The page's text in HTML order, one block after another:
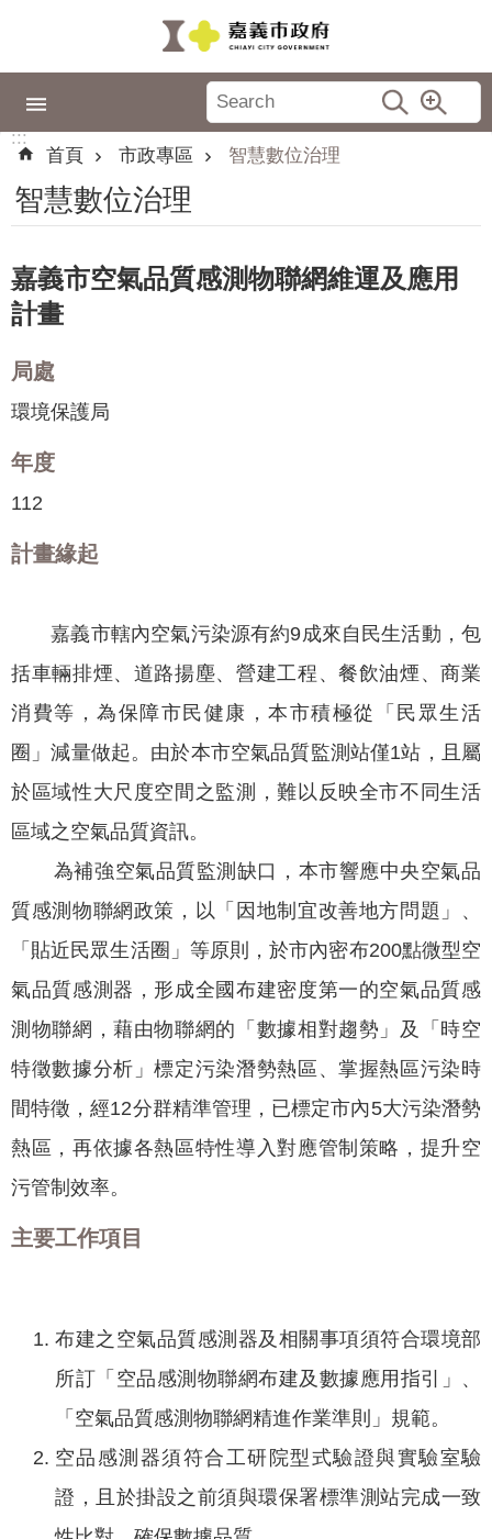
政
專
區
城
品
牌
識
義
新
聞
活
動
機
關
網
便
民
務
聯
我
們
網
路
群
政
府
開
水
:::
首頁
市政專區 智慧數位治理
智慧數位治理
嘉義市空氣品質感測物聯網維運及應用
計畫
局處
環境保護局
年度
112
計畫緣起
嘉義市轄內空氣污染源有約9成來自民生活動，包
括車輛排煙、道路揚塵、營建工程、餐飲油煙、商業
消費等，為保障市民健康，本市積極從「民眾生活
圈」減量做起。由於本市空氣品質監測站僅1站，且屬
於區域性大尺度空間之監測，難以反映全市不同生活
區域之空氣品質資訊。
為補強空氣品質監測缺口，本市響應中央空氣品
質感測物聯網政策，以「因地制宜改善地方問題」、
「貼近民眾生活圈」等原則，於市內密布200點微型空
氣品質感測器，形成全國布建密度第一的空氣品質感
測物聯網，藉由物聯網的「數據相對趨勢」及「時空
特徵數據分析」標定污染潛勢熱區、掌握熱區污染時
間特徵，經12分群精準管理，已標定市內5大污染潛勢
熱區，再依據各熱區特性導入對應管制策略，提升空
污管制效率。
主要工作項目
布建之空氣品質感測器及相關事項須符合環境部
所訂「空品感測物聯網布建及數據應用指引」、
「空氣品質感測物聯網精進作業準則」規範。
空品感測器須符合工研院型式驗證與實驗室驗
證，且於掛設之前須與環保署標準測站完成一致